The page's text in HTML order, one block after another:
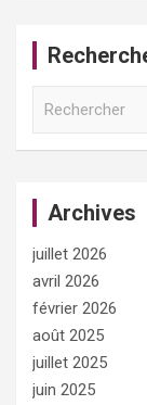
c
h
e
r
Archives
juillet 2026
avril 2026
février 2026
août 2025
juillet 2025
juin 2025